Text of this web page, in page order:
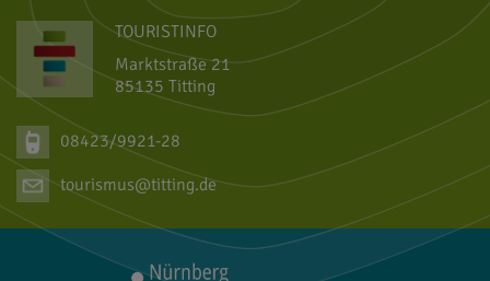
TOURISTINFO
Marktstraße 21
85135 Titting
08423/9921-28
tourismus@titting.de